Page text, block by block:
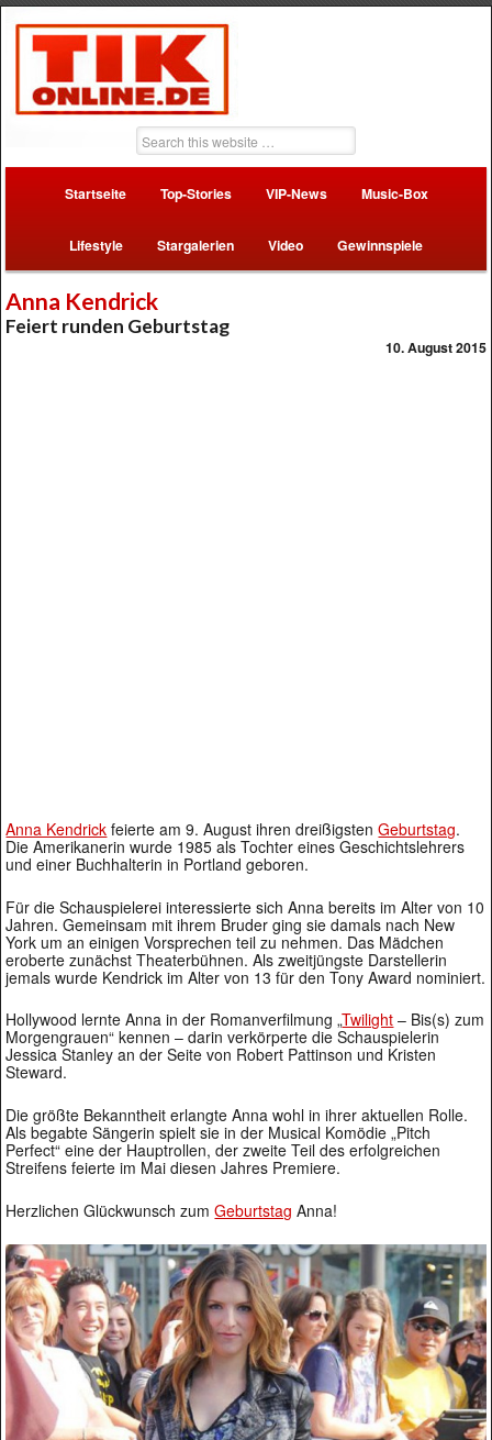
Startseite Top-Stories VIP-News Music-Box
Lifestyle Stargalerien Video Gewinnspiele
Anna Kendrick
Feiert runden Geburtstag
10. August 2015
Anna Kendrick feierte am 9. August ihren dreißigstenGeburtstag.
Die Amerikanerin wurde 1985 als Tochter eines Geschichtslehrers
und einer Buchhalterin in Portland geboren.
Für die Schauspielerei interessierte sich Anna bereits im Alter von 10
Jahren. Gemeinsam mit ihrem Bruder ging sie damals nach New
York um an einigen Vorsprechen teil zu nehmen. Das Mädchen
eroberte zunächst Theaterbühnen. Als zweitjüngste Darstellerin
jemals wurde Kendrick im Alter von 13 für den Tony Award nominiert.
Hollywood lernte Anna in der Romanverfilmung „Twilight – Bis(s) zum
Morgengrauen“ kennen – darin verkörperte die Schauspielerin
Jessica Stanley an der Seite von Robert Pattinson und Kristen
Steward.
Die größte Bekanntheit erlangte Anna wohl in ihrer aktuellen Rolle.
Als begabte Sängerin spielt sie in der Musical Komödie „Pitch
Perfect“ eine der Hauptrollen, der zweite Teil des erfolgreichen
Streifens feierte im Mai diesen Jahres Premiere.
Herzlichen Glückwunsch zumGeburtstag Anna!